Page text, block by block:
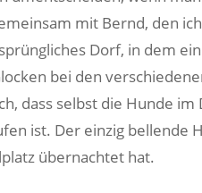
mit Bernd, den
Dorf, in dem
bei den
dass selbst die Hunde im
ist. Der einzig bellende
übernachtet hat.